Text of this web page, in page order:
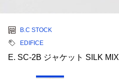
B.C STOCK
EDIFICE
E. SC-2B ジャケット SILK MIX